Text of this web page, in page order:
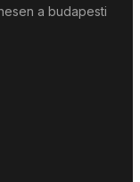
a budapesti